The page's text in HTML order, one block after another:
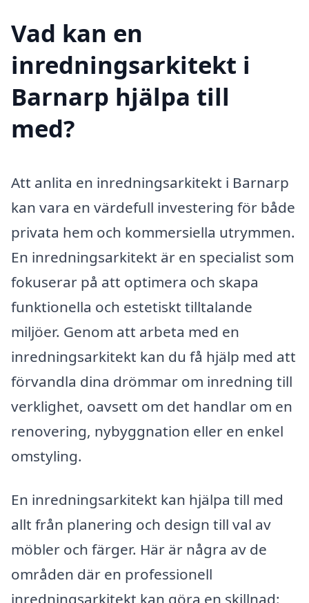
Vad kan en
inredningsarkitekt i
Barnarp hjälpa till
med?
Att anlita en inredningsarkitekt i Barnarp
kan vara en värdefull investering för både
privata hem och kommersiella utrymmen.
En inredningsarkitekt är en specialist som
fokuserar på att optimera och skapa
funktionella och estetiskt tilltalande
miljöer. Genom att arbeta med en
inredningsarkitekt kan du få hjälp med att
förvandla dina drömmar om inredning till
verklighet, oavsett om det handlar om en
renovering, nybyggnation eller en enkel
omstyling.
En inredningsarkitekt kan hjälpa till med
allt från planering och design till val av
möbler och färger. Här är några av de
områden där en professionell
inredningsarkitekt kan göra en skillnad: